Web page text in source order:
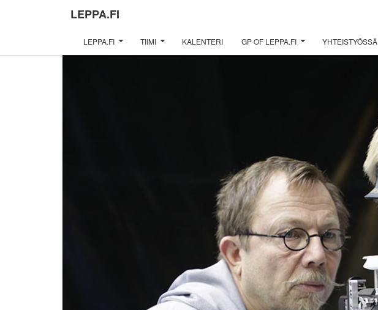
LEPPA.FI
LEPPA.FI TIIMI KALENTERI GP OF LEPPA.FI YHTEISTYÖSSÄ